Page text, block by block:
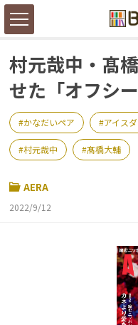
村元哉中・髙
せた「オフシ
かなだいペア アイス
村元哉中 髙橋大輔
AERA
2022/9/12